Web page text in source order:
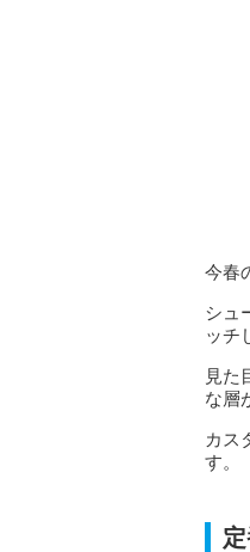
今春
シュ
ッチ
見た
な層
カス
す。